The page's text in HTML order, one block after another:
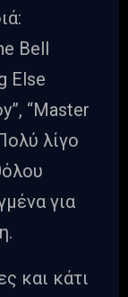
Bell
Else
“Master
λίγο
για
και κάτι